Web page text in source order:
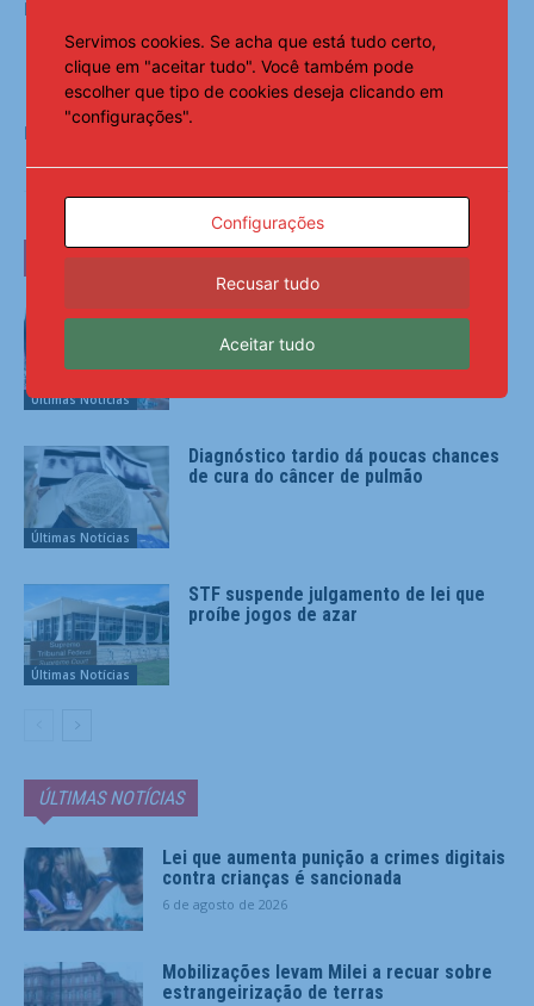
Nutrição Animal, e está aberta a manifestações.
Fonte: Agência Brasil
LEIA TAMBÉM
Últimas Notícias
Lei que aumenta punição a crimes
digitais contra crianças é sancionada
Últimas Notícias
Diagnóstico tardio dá poucas chances
de cura do câncer de pulmão
Últimas Notícias
STF suspende julgamento de lei que
proíbe jogos de azar
ÚLTIMAS NOTÍCIAS
Lei que aumenta punição a crimes digitais
contra crianças é sancionada
6 de agosto de 2026
Mobilizações levam Milei a recuar sobre
estrangeirização de terras
Servimos cookies. Se acha que está tudo certo,
clique em "aceitar tudo". Você também pode
escolher que tipo de cookies deseja clicando em
"configurações".
Configurações
Recusar tudo
Aceitar tudo